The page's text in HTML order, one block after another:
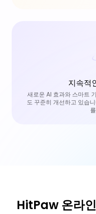
지속적
새로운 AI 효과와 스마트
도 꾸준히 개선하고 있습
HitPaw 온라